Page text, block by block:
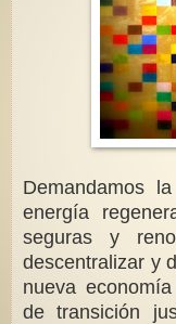
Demandamos
energía
seguras y
descentralizar y
nueva
de transición